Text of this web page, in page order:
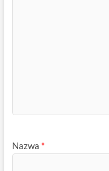
Nazwa *